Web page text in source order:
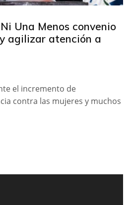
Una Menos convenio
agilizar atención a
el incremento de
contra las mujeres y muchos